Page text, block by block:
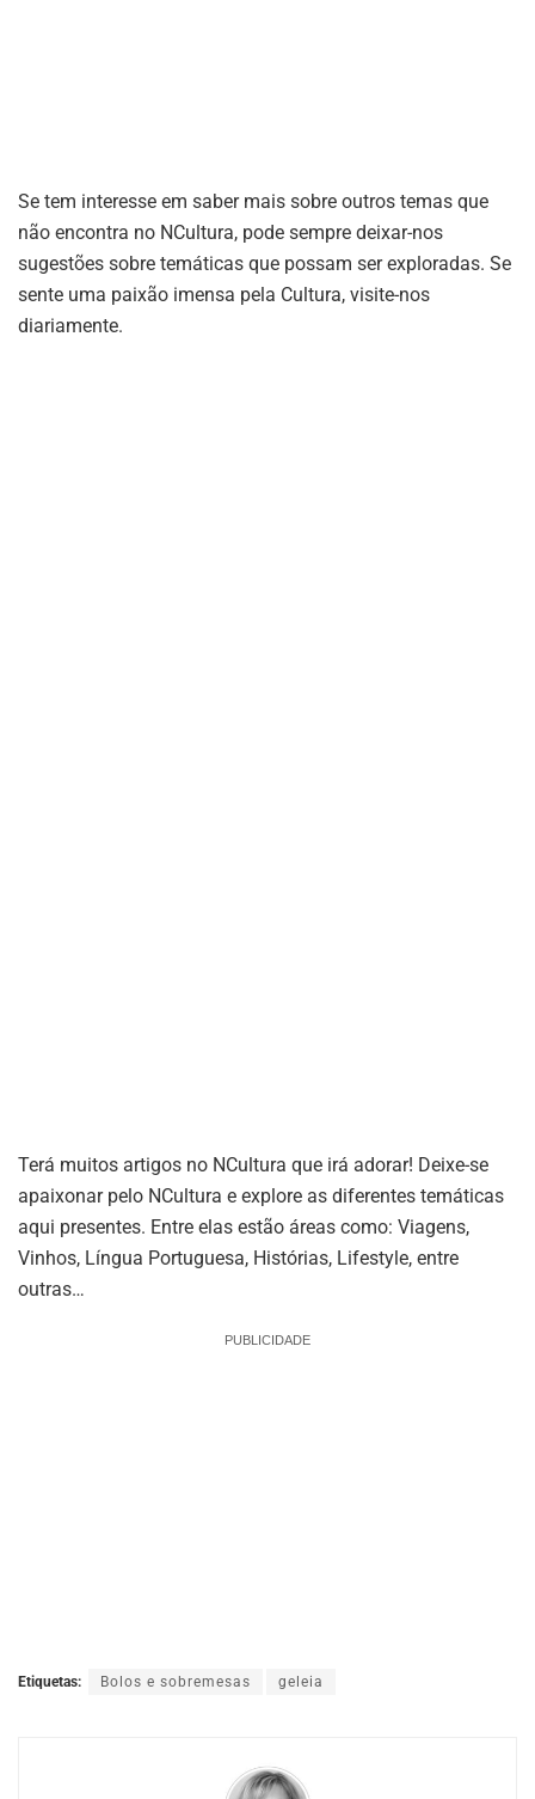
Se tem interesse em saber mais sobre outros temas que
não encontra no NCultura, pode sempre deixar-nos
sugestões sobre temáticas que possam ser exploradas. Se
sente uma paixão imensa pela Cultura, visite-nos
diariamente.
Terá muitos artigos no NCultura que irá adorar! Deixe-se
apaixonar pelo NCultura e explore as diferentes temáticas
aqui presentes. Entre elas estão áreas como: Viagens,
Vinhos, Língua Portuguesa, Histórias, Lifestyle, entre
outras…
PUBLICIDADE
Etiquetas: Bolos e sobremesas geleia